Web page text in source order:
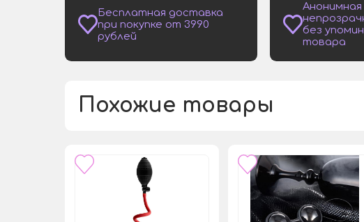
Бесплатная доставка
при покупке от 3990
рублей
без
товара
Похожие товары